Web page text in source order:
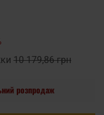
10 179,86 грн
розпродаж